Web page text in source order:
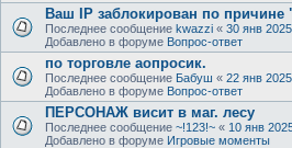
Ваш IP заблокирован по причине
Последнее сообщение kwazzi « 30 янв
Добавлено в форуме Вопрос-ответ
по торговле аопросик.
Последнее сообщение Бабуш « 22 янв
Добавлено в форуме Вопрос-ответ
ПЕРСОНАЖ висит в маг. лесу
Последнее сообщение ~!123!~ « 10 янв
Добавлено в форуме Игровые моменты